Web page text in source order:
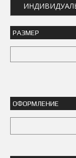
РАЗМЕР
ОФОРМЛЕНИЕ